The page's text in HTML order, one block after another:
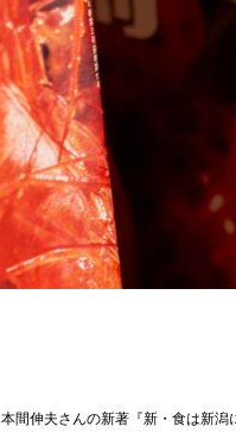
本間伸夫さんの新著『新・食は新